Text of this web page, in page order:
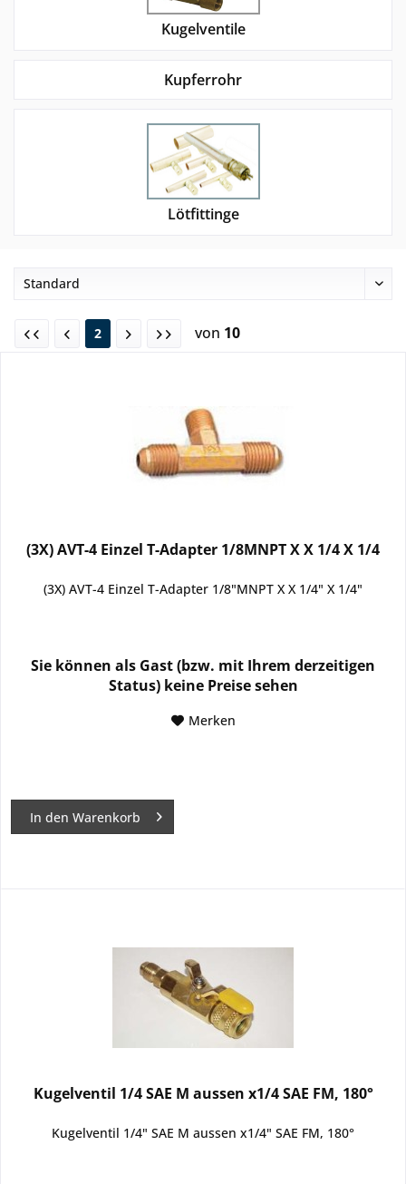
Kugelventile
Kupferrohr
Lötfittinge
2 von 10
(3X) AVT-4 Einzel T-Adapter 1/8MNPT X X 1/4 X 1/4
(3X) AVT-4 Einzel T-Adapter 1/8"MNPT X X 1/4" X 1/4"
Sie können als Gast (bzw. mit Ihrem derzeitigen
Status) keine Preise sehen
Merken
In den Warenkorb
Kugelventil 1/4 SAE M aussen x1/4 SAE FM, 180°
Kugelventil 1/4" SAE M aussen x1/4" SAE FM, 180°